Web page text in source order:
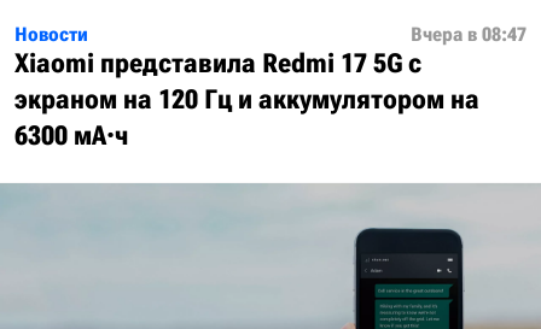
Новости Вчера в 08:47
Xiaomi представила Redmi 17 5G с
экраном на 120 Гц и аккумулятором на
6300 мА·ч